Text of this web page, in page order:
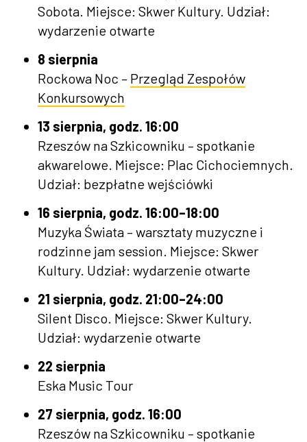
Sobota. Miejsce: Skwer Kultury. Udział:
wydarzenie otwarte
8 sierpnia
Rockowa Noc – Przegląd Zespołów
Konkursowych
13 sierpnia, godz. 16:00
Rzeszów na Szkicowniku – spotkanie
akwarelowe. Miejsce: Plac Cichociemnych.
Udział: bezpłatne wejściówki
16 sierpnia, godz. 16:00–18:00
Muzyka Świata – warsztaty muzyczne i
rodzinne jam session. Miejsce: Skwer
Kultury. Udział: wydarzenie otwarte
21 sierpnia, godz. 21:00–24:00
Silent Disco. Miejsce: Skwer Kultury.
Udział: wydarzenie otwarte
22 sierpnia
Eska Music Tour
27 sierpnia, godz. 16:00
Rzeszów na Szkicowniku – spotkanie